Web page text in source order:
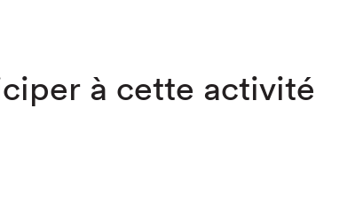
à cette activité